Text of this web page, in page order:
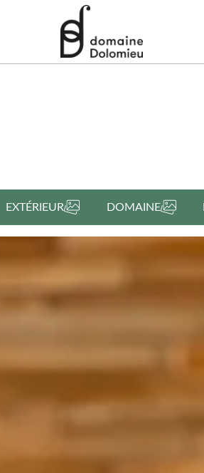
EXTÉRIEUR DOMAINE